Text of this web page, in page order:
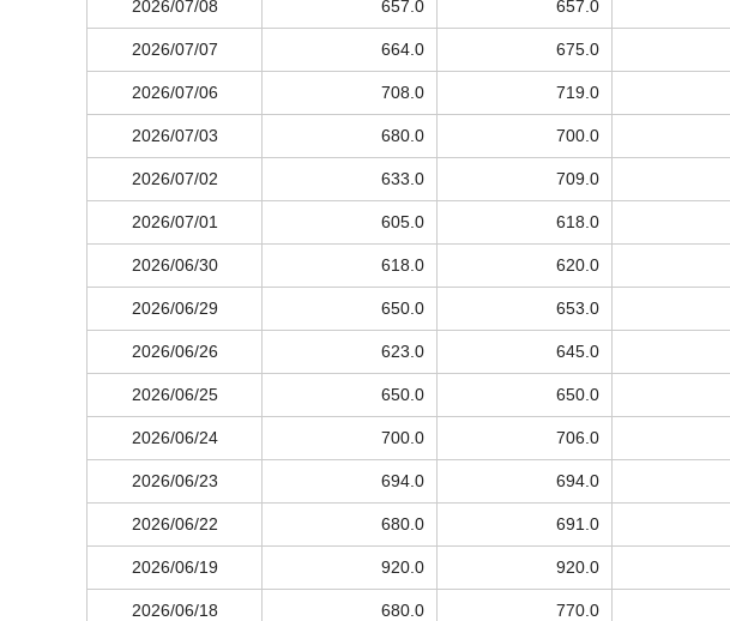
2026/07/08 657.0 657.0
2026/07/07 664.0 675.0
2026/07/06 708.0 719.0
2026/07/03 680.0 700.0
2026/07/02 633.0 709.0
2026/07/01 605.0 618.0
2026/06/30 618.0 620.0
2026/06/29 650.0 653.0
2026/06/26 623.0 645.0
2026/06/25 650.0 650.0
2026/06/24 700.0 706.0
2026/06/23 694.0 694.0
2026/06/22 680.0 691.0
2026/06/19 920.0 920.0
2026/06/18 680.0 770.0